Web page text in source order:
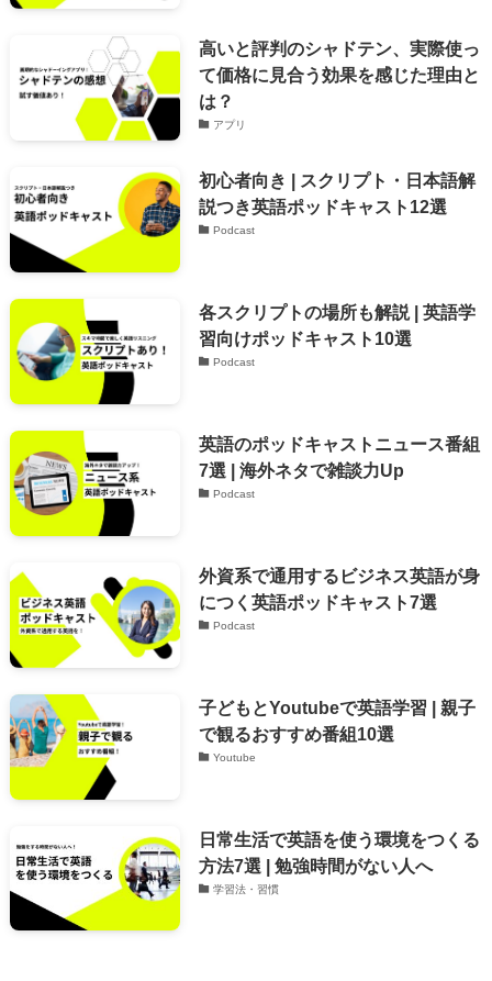
高いと評判のシャドテン、実際使っ
て価格に見合う効果を感じた理由と
は？
アプリ
初心者向き | スクリプト・日本語解
説つき英語ポッドキャスト12選
Podcast
各スクリプトの場所も解説 | 英語学
習向けポッドキャスト10選
Podcast
英語のポッドキャストニュース番組
7選 | 海外ネタで雑談力Up
Podcast
外資系で通用するビジネス英語が身
につく英語ポッドキャスト7選
Podcast
子どもとYoutubeで英語学習 | 親子
で観るおすすめ番組10選
Youtube
日常生活で英語を使う環境をつくる
方法7選 | 勉強時間がない人へ
学習法・習慣